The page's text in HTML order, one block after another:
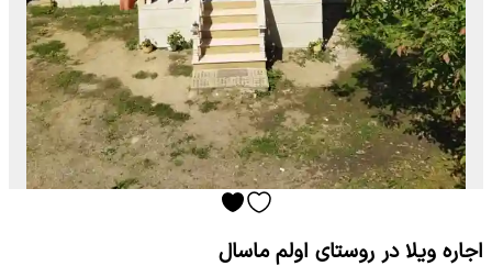
اجاره ویلا در روستای اولم ماسال